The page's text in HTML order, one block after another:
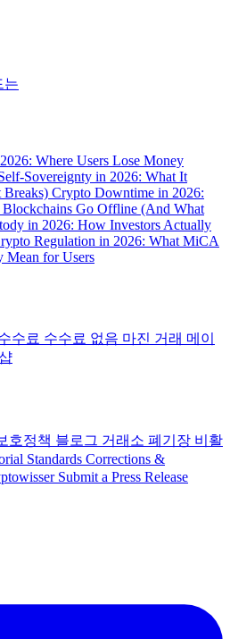
는
Where Users Lose Money
Sovereignty in 2026: What It
Breaks) Crypto Downtime in 2026:
Go Offline (And What
in 2026: How Investors Actually
Regulation in 2026: What MiCA
Mean for Users
수료 수수료 없음 마진 거래 메이
호정책 블로그 거래소 폐기장 비활
Standards Corrections &
Submit a Press Release